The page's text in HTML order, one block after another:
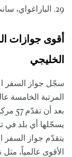
29. الباراغواي، سانت لوسيا – 145 وجهة
أقوى جوازات
الخليجي
سجّل جواز السفر
المرتبة الخامسة
بعد
يسجّلها أي بلد في
يتقدّم جواز السفر
الأقوى عالمياً،